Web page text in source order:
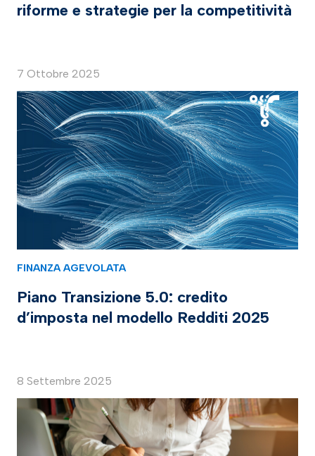
riforme e strategie per la competitività
7 Ottobre 2025
FINANZA AGEVOLATA
Piano Transizione 5.0: credito
d’imposta nel modello Redditi 2025
8 Settembre 2025